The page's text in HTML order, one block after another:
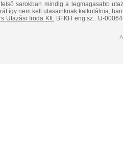
sarokban mindig a legmagasabb
így nem kell utasainknak kalkulálnia,
Utazási Iroda Kft.BFKH eng.sz.: U-